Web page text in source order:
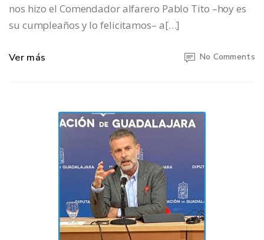
nos hizo el Comendador alfarero Pablo Tito –hoy es
su cumpleaños y lo felicitamos– a[…]
Ver más No Comments